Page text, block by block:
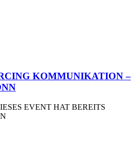
KOMMUNIKATION –
EVENT HAT BEREITS